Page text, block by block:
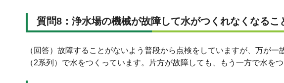
質問8：浄水場の機械が故障して水がつくれなくなるこ
（回答）故障することがないよう普段から点検をしていますが、万が
（2系列）で水をつくっています。片方が故障しても、もう一方で水を